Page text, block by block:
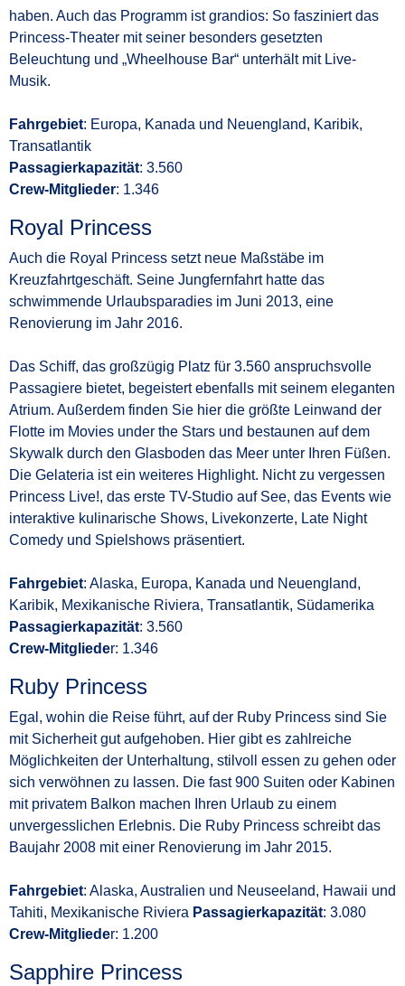
haben. Auch das Programm ist grandios: So fasziniert das
Princess-Theater mit seiner besonders gesetzten
Beleuchtung und „Wheelhouse Bar“ unterhält mit Live-
Musik.
Fahrgebiet: Europa, Kanada und Neuengland, Karibik,
Transatlantik
Passagierkapazität: 3.560
Crew-Mitglieder: 1.346
Royal Princess
Auch die Royal Princess setzt neue Maßstäbe im
Kreuzfahrtgeschäft. Seine Jungfernfahrt hatte das
schwimmende Urlaubsparadies im Juni 2013, eine
Renovierung im Jahr 2016.
Das Schiff, das großzügig Platz für 3.560 anspruchsvolle
Passagiere bietet, begeistert ebenfalls mit seinem eleganten
Atrium. Außerdem finden Sie hier die größte Leinwand der
Flotte im Movies under the Stars und bestaunen auf dem
Skywalk durch den Glasboden das Meer unter Ihren Füßen.
Die Gelateria ist ein weiteres Highlight. Nicht zu vergessen
Princess Live!, das erste TV-Studio auf See, das Events wie
interaktive kulinarische Shows, Livekonzerte, Late Night
Comedy und Spielshows präsentiert.
Fahrgebiet: Alaska, Europa, Kanada und Neuengland,
Karibik, Mexikanische Riviera, Transatlantik, Südamerika
Passagierkapazität: 3.560
Crew-Mitglieder: 1.346
Ruby Princess
Egal, wohin die Reise führt, auf der Ruby Princess sind Sie
mit Sicherheit gut aufgehoben. Hier gibt es zahlreiche
Möglichkeiten der Unterhaltung, stilvoll essen zu gehen oder
sich verwöhnen zu lassen. Die fast 900 Suiten oder Kabinen
mit privatem Balkon machen Ihren Urlaub zu einem
unvergesslichen Erlebnis. Die Ruby Princess schreibt das
Baujahr 2008 mit einer Renovierung im Jahr 2015.
Fahrgebiet: Alaska, Australien und Neuseeland, Hawaii und
Tahiti, Mexikanische Riviera Passagierkapazität: 3.080
Crew-Mitglieder: 1.200
Sapphire Princess